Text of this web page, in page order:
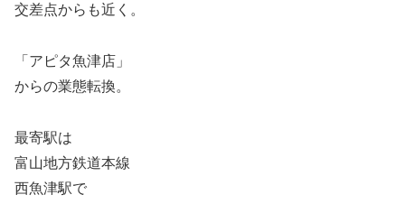
交差点からも近く。
「アピタ魚津店」
からの業態転換。
最寄駅は
富山地方鉄道本線
西魚津駅で